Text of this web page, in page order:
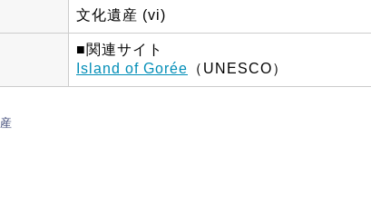
文化遺産 (vi)
■関連サイト
Island of Gorée （UNESCO）